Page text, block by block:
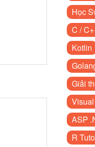
Học
C /
Kotlin
Giải
ASP
R